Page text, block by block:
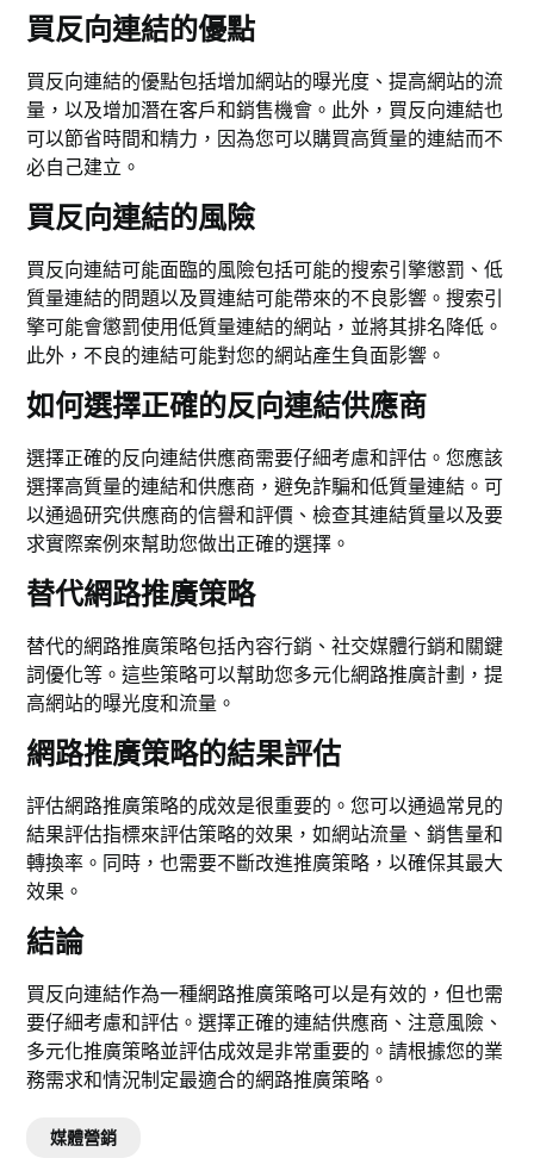
買反向連結的優點
買反向連結的優點包括增加網站的曝光度、提高網站的流
量，以及增加潛在客戶和銷售機會。此外，買反向連結也
可以節省時間和精力，因為您可以購買高質量的連結而不
必自己建立。
買反向連結的風險
買反向連結可能面臨的風險包括可能的搜索引擎懲罰、低
質量連結的問題以及買連結可能帶來的不良影響。搜索引
擎可能會懲罰使用低質量連結的網站，並將其排名降低。
此外，不良的連結可能對您的網站產生負面影響。
如何選擇正確的反向連結供應商
選擇正確的反向連結供應商需要仔細考慮和評估。您應該
選擇高質量的連結和供應商，避免詐騙和低質量連結。可
以通過研究供應商的信譽和評價、檢查其連結質量以及要
求實際案例來幫助您做出正確的選擇。
替代網路推廣策略
替代的網路推廣策略包括內容行銷、社交媒體行銷和關鍵
詞優化等。這些策略可以幫助您多元化網路推廣計劃，提
高網站的曝光度和流量。
網路推廣策略的結果評估
評估網路推廣策略的成效是很重要的。您可以通過常見的
結果評估指標來評估策略的效果，如網站流量、銷售量和
轉換率。同時，也需要不斷改進推廣策略，以確保其最大
效果。
結論
買反向連結作為一種網路推廣策略可以是有效的，但也需
要仔細考慮和評估。選擇正確的連結供應商、注意風險、
多元化推廣策略並評估成效是非常重要的。請根據您的業
務需求和情況制定最適合的網路推廣策略。
媒體營銷